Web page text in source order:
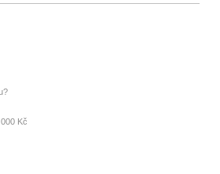
Kč